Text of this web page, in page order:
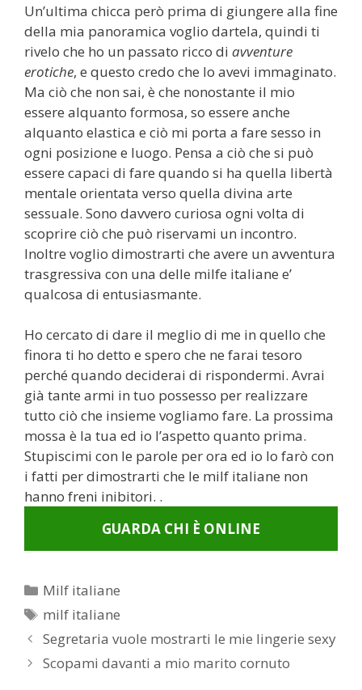
Un’ultima chicca però prima di giungere alla fine
della mia panoramica voglio dartela, quindi ti
rivelo che ho un passato ricco di avventure
erotiche, e questo credo che lo avevi immaginato.
Ma ciò che non sai, è che nonostante il mio
essere alquanto formosa, so essere anche
alquanto elastica e ciò mi porta a fare sesso in
ogni posizione e luogo. Pensa a ciò che si può
essere capaci di fare quando si ha quella libertà
mentale orientata verso quella divina arte
sessuale. Sono davvero curiosa ogni volta di
scoprire ciò che può riservami un incontro.
Inoltre voglio dimostrarti che avere un avventura
trasgressiva con una delle milfe italiane e’
qualcosa di entusiasmante.
Ho cercato di dare il meglio di me in quello che
finora ti ho detto e spero che ne farai tesoro
perché quando deciderai di rispondermi. Avrai
già tante armi in tuo possesso per realizzare
tutto ciò che insieme vogliamo fare. La prossima
mossa è la tua ed io l’aspetto quanto prima.
Stupiscimi con le parole per ora ed io lo farò con
i fatti per dimostrarti che le milf italiane non
hanno freni inibitori. .
GUARDA CHI È ONLINE
Categorie
Milf italiane
Tag
milf italiane
Post
navigation
Segretaria vuole mostrarti le mie lingerie sexy
Scopami davanti a mio marito cornuto